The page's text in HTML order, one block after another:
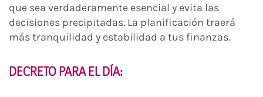
que sea verdaderamente esencial y evita las
decisiones precipitadas. La planificación traerá
más tranquilidad y estabilidad a tus finanzas.
DECRETO PARA EL DÍA: